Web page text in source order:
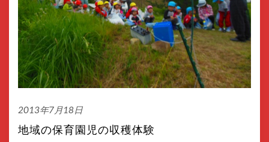
2013年7月18日
地域の保育園児の収穫体験